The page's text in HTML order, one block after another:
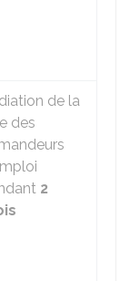
de la
des
2